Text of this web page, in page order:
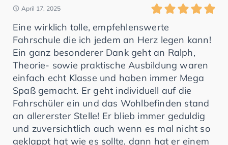
April 17, 2025
Eine wirklich tolle, empfehlenswerte
Fahrschule die ich jedem an Herz legen kann!
Ein ganz besonderer Dank geht an Ralph,
Theorie- sowie praktische Ausbildung waren
einfach echt Klasse und haben immer Mega
Spaß gemacht. Er geht individuell auf die
Fahrschüler ein und das Wohlbefinden stand
an allererster Stelle! Er blieb immer geduldig
und zuversichtlich auch wenn es mal nicht so
geklappt hat wie es sollte, dann hat er einem